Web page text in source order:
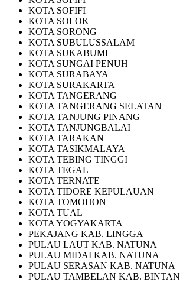
KOTA SOFIFI
KOTA SOLOK
KOTA SORONG
KOTA SUBULUSSALAM
KOTA SUKABUMI
KOTA SUNGAI PENUH
KOTA SURABAYA
KOTA SURAKARTA
KOTA TANGERANG
KOTA TANGERANG SELATAN
KOTA TANJUNG PINANG
KOTA TANJUNGBALAI
KOTA TARAKAN
KOTA TASIKMALAYA
KOTA TEBING TINGGI
KOTA TEGAL
KOTA TERNATE
KOTA TIDORE KEPULAUAN
KOTA TOMOHON
KOTA TUAL
KOTA YOGYAKARTA
PEKAJANG KAB. LINGGA
PULAU LAUT KAB. NATUNA
PULAU MIDAI KAB. NATUNA
PULAU SERASAN KAB. NATUNA
PULAU TAMBELAN KAB. BINTAN